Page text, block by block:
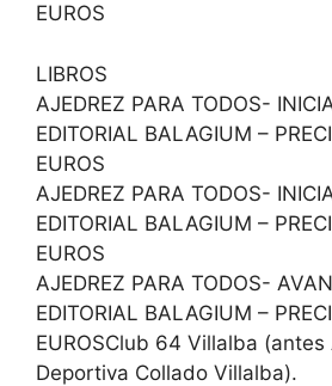
EUROS
LIBROS
AJEDREZ PARA TODOS-
EDITORIAL BALAGIUM –
EUROS
AJEDREZ PARA TODOS-
EDITORIAL BALAGIUM –
EUROS
AJEDREZ PARA TODOS-
EDITORIAL BALAGIUM –
EUROSClub 64 Villalba (antes
Deportiva Collado Villalba).